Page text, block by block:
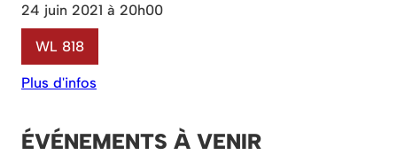
24 juin 2021 à 20h00
WL 818
Plus d'infos
ÉVÉNEMENTS À VENIR